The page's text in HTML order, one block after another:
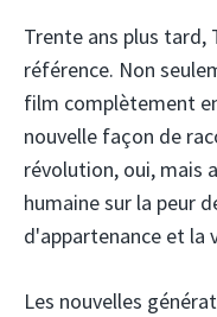
Trente ans plus tard,
référence. Non
film complètement
nouvelle façon de
révolution, oui, mais
humaine sur la peur
d'appartenance et la
Les nouvelles